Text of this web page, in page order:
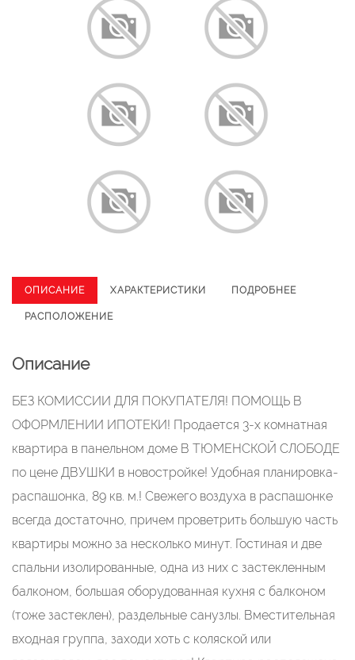
ОПИСАНИЕ ХАРАКТЕРИСТИКИ ПОДРОБНЕЕ
РАСПОЛОЖЕНИЕ
Описание
БЕЗ КОМИССИИ ДЛЯ ПОКУПАТЕЛЯ! ПОМОЩЬ В
ОФОРМЛЕНИИ ИПОТЕКИ! Продается 3-х комнатная
квартира в панельном доме В ТЮМЕНСКОЙ СЛОБОДЕ
по цене ДВУШКИ в новостройке! Удобная планировка-
распашонка, 89 кв. м.! Свежего воздуха в распашонке
всегда достаточно, причем проветрить большую часть
квартиры можно за несколько минут. Гостиная и две
спальни изолированные, одна из них с застекленным
балконом, большая оборудованная кухня с балконом
(тоже застеклен), раздельные санузлы. Вместительная
входная группа, заходи хоть с коляской или